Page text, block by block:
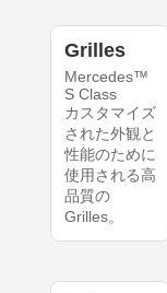
Grilles
Mercedes™
S Class
カスタマイズ
された外観と
性能のために
使用される高
品質の
Grilles。